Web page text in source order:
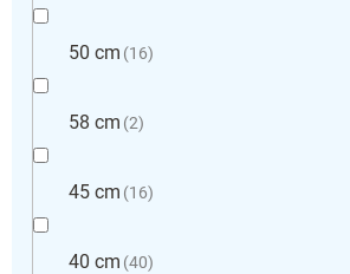
50 cm 16
58 cm 2
45 cm 16
40 cm 40